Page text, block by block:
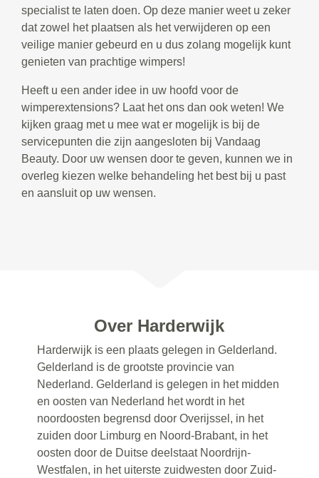
specialist te laten doen. Op deze manier weet u zeker
dat zowel het plaatsen als het verwijderen op een
veilige manier gebeurd en u dus zolang mogelijk kunt
genieten van prachtige wimpers!
Heeft u een ander idee in uw hoofd voor de
wimperextensions? Laat het ons dan ook weten! We
kijken graag met u mee wat er mogelijk is bij de
servicepunten die zijn aangesloten bij Vandaag
Beauty. Door uw wensen door te geven, kunnen we in
overleg kiezen welke behandeling het best bij u past
en aansluit op uw wensen.
Over Harderwijk
Harderwijk is een plaats gelegen in Gelderland.
Gelderland is de grootste provincie van
Nederland. Gelderland is gelegen in het midden
en oosten van Nederland het wordt in het
noordoosten begrensd door Overijssel, in het
zuiden door Limburg en Noord-Brabant, in het
oosten door de Duitse deelstaat Noordrijn-
Westfalen, in het uiterste zuidwesten door Zuid-